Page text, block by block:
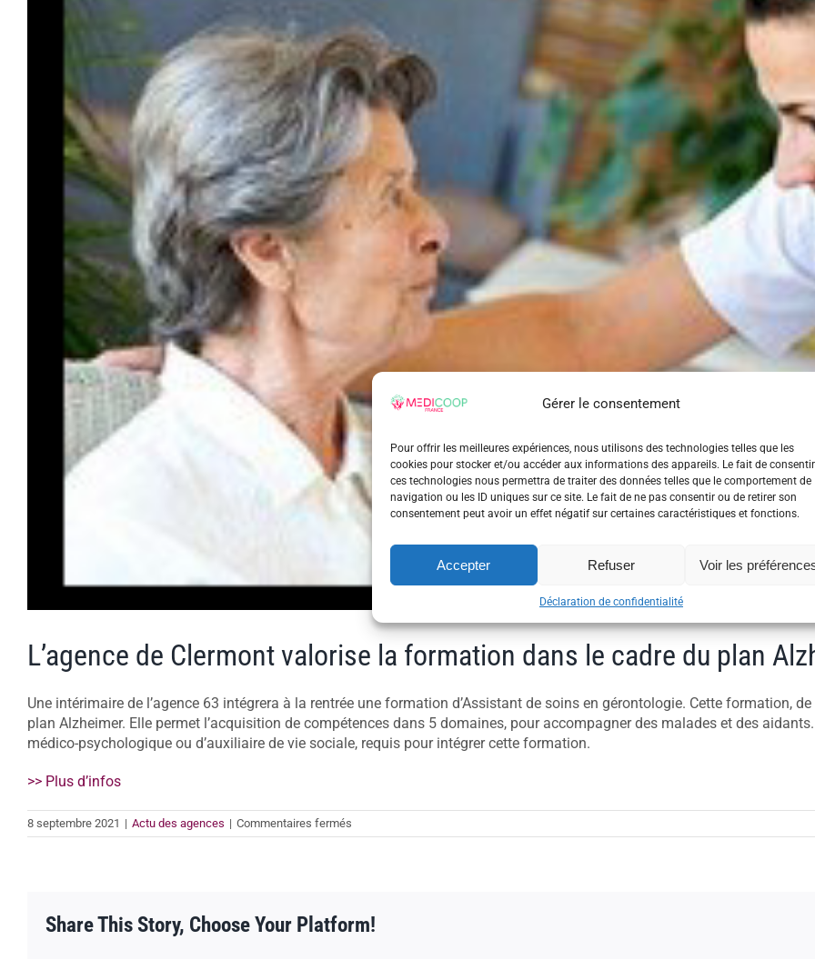
Gérer le consentement
Pour offrir les meilleures expériences, nous utilisons des technologies telles que les
cookies pour stocker et/ou accéder aux informations des appareils. Le fait de
ces technologies nous permettra de traiter des données telles que le comportement de
navigation ou les ID uniques sur ce site. Le fait de ne pas consentir ou de retirer son
consentement peut avoir un effet négatif sur certaines caractéristiques et fonctions.
Accepter Refuser Voir les
Déclaration de confidentialité
L’agence de Clermont valorise la formation dans le cadre du plan
Une intérimaire de l’agence 63 intégrera à la rentrée une formation d’Assistant de soins en gérontologie. Cette formation,
plan Alzheimer. Elle permet l’acquisition de compétences dans 5 domaines, pour accompagner des malades et des
médico-psychologique ou d’auxiliaire de vie sociale, requis pour intégrer cette formation.
>> Plus d’infos
8 septembre 2021 | Actu des agences | Commentaires fermés
L’agence
formation
Share This Story, Choose Your Platform!